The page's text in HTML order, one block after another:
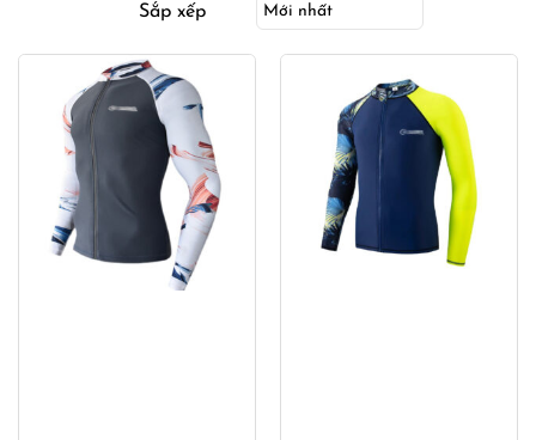
Sắp xếp